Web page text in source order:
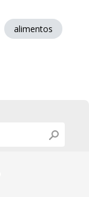
alimentos